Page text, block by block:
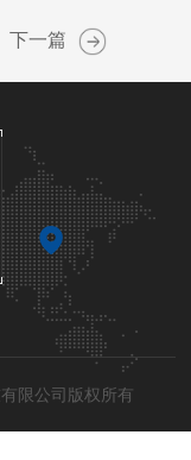
下一篇
限公司版权所有